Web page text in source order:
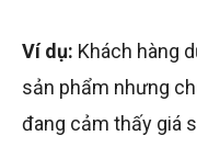
Ví dụ: Khách hàng
sản phẩm nhưng
đang cảm thấy giá